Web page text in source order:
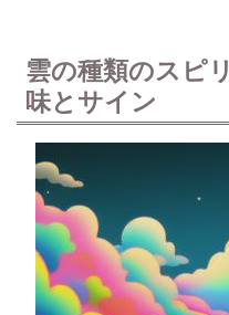
雲の種類のスピ
味とサイン